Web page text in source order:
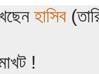
হাসিব
!